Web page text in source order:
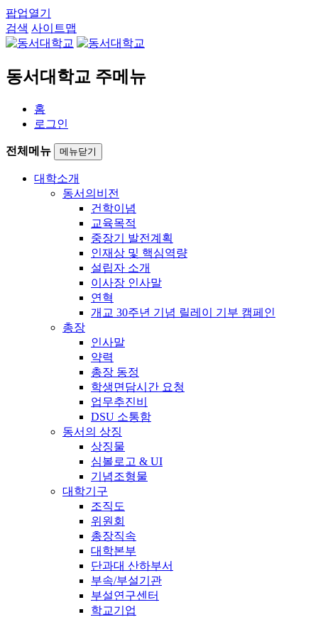
팝업열기
검색 사이트맵
동서대학교 주메뉴
홈
로그인
전체메뉴 메뉴닫기
대학소개
동서의비전
건학이념
교육목적
중장기 발전계획
인재상 및 핵심역량
설립자 소개
이사장 인사말
연혁
개교 30주년 기념 릴레이 기부 캠페인
총장
인사말
약력
총장 동정
학생면담시간 요청
업무추진비
DSU 소통함
동서의 상징
상징물
심볼로고 & UI
기념조형물
대학기구
조직도
위원회
총장직속
대학본부
단과대 산하부서
부속/부설기관
부설연구센터
학교기업